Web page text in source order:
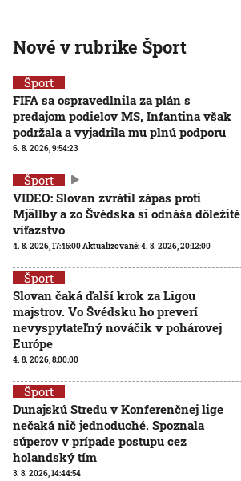
Nové v rubrike Šport
Šport
FIFA sa ospravedlnila za plán s
predajom podielov MS, Infantina však
podržala a vyjadrila mu plnú podporu
6. 8. 2026, 9:54:23
Šport
VIDEO: Slovan zvrátil zápas proti
Mjällby a zo Švédska si odnáša dôležité
víťazstvo
4. 8. 2026, 17:45:00Aktualizované:4. 8. 2026, 20:12:00
Šport
Slovan čaká ďalší krok za Ligou
majstrov. Vo Švédsku ho preverí
nevyspytateľný nováčik v pohárovej
Európe
4. 8. 2026, 8:00:00
Šport
Dunajskú Stredu v Konferenčnej lige
nečaká nič jednoduché. Spoznala
súperov v prípade postupu cez
holandský tím
3. 8. 2026, 14:44:54